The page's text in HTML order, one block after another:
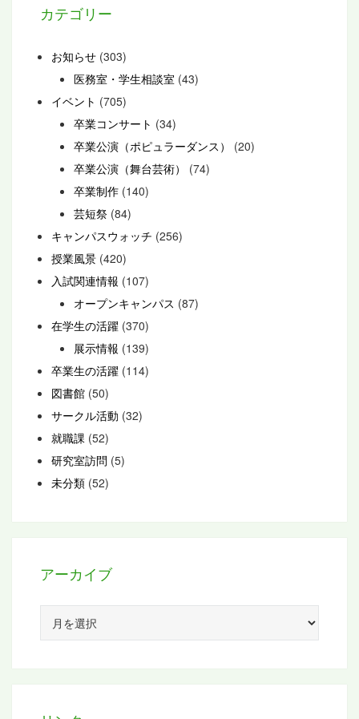
カテゴリー
お知らせ (303)
医務室・学生相談室 (43)
イベント (705)
卒業コンサート (34)
卒業公演（ポピュラーダンス）
(20)
卒業公演（舞台芸術）
(74)
卒業制作 (140)
芸短祭 (84)
キャンパスウォッチ (256)
授業風景 (420)
入試関連情報 (107)
オープンキャンパス (87)
在学生の活躍 (370)
展示情報 (139)
卒業生の活躍 (114)
図書館 (50)
サークル活動 (32)
就職課 (52)
研究室訪問 (5)
未分類 (52)
アーカイブ
カ